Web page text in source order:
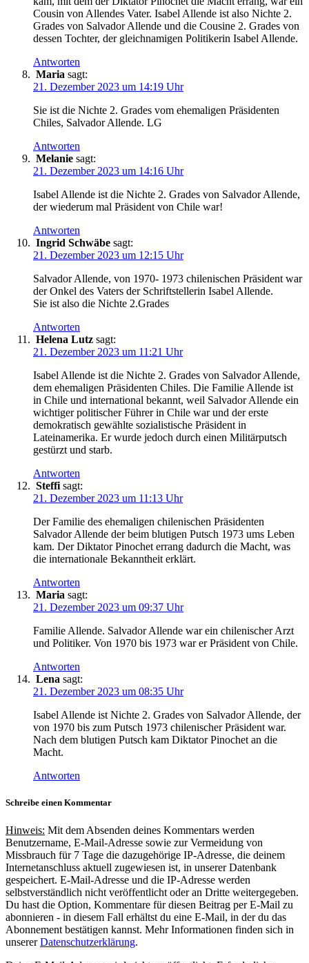
Cousin von Allendes Vater. Isabel Allende ist also Nichte 2.
Grades von Salvador Allende und die Cousine 2. Grades von
dessen Tochter, der gleichnamigen Politikerin Isabel Allende.
Antworten
Maria sagt:
21. Dezember 2023 um 14:19 Uhr
Sie ist die Nichte 2. Grades vom ehemaligen Präsidenten
Chiles, Salvador Allende. LG
Antworten
Melanie sagt:
21. Dezember 2023 um 14:16 Uhr
Isabel Allende ist die Nichte 2. Grades von Salvador Allende,
der wiederum mal Präsident von Chile war!
Antworten
Ingrid Schwäbe sagt:
21. Dezember 2023 um 12:15 Uhr
Salvador Allende, von 1970- 1973 chilenischen Präsident war
der Onkel des Vaters der Schriftstellerin Isabel Allende.
Sie ist also die Nichte 2.Grades
Antworten
Helena Lutz sagt:
21. Dezember 2023 um 11:21 Uhr
Isabel Allende ist die Nichte 2. Grades von Salvador Allende,
dem ehemaligen Präsidenten Chiles. Die Familie Allende ist
in Chile und international bekannt, weil Salvador Allende ein
wichtiger politischer Führer in Chile war und der erste
demokratisch gewählte sozialistische Präsident in
Lateinamerika. Er wurde jedoch durch einen Militärputsch
gestürzt und starb.
Antworten
Steffi sagt:
21. Dezember 2023 um 11:13 Uhr
Der Familie des ehemaligen chilenischen Präsidenten
Salvador Allende der beim blutigen Putsch 1973 ums Leben
kam. Der Diktator Pinochet errang dadurch die Macht, was
die internationale Bekanntheit erklärt.
Antworten
Maria sagt:
21. Dezember 2023 um 09:37 Uhr
Familie Allende. Salvador Allende war ein chilenischer Arzt
und Politiker. Von 1970 bis 1973 war er Präsident von Chile.
Antworten
Lena sagt:
21. Dezember 2023 um 08:35 Uhr
Isabel Allende ist Nichte 2. Grades von Salvador Allende, der
von 1970 bis zum Putsch 1973 chilenischer Präsident war.
Nach dem blutigen Putsch kam Diktator Pinochet an die
Macht.
Antworten
Schreibe einen Kommentar
Hinweis: Mit dem Absenden deines Kommentars werden
Benutzername, E-Mail-Adresse sowie zur Vermeidung von
Missbrauch für 7 Tage die dazugehörige IP-Adresse, die deinem
Internetanschluss aktuell zugewiesen ist, in unserer Datenbank
gespeichert. E-Mail-Adresse und die IP-Adresse werden
selbstverständlich nicht veröffentlicht oder an Dritte weitergegeben.
Du hast die Option, Kommentare für diesen Beitrag per E-Mail zu
abonnieren - in diesem Fall erhältst du eine E-Mail, in der du das
Abonnement bestätigen kannst. Mehr Informationen finden sich in
unsererDatenschutzerklärung.